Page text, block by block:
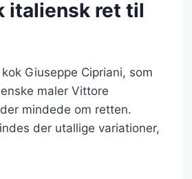
italiensk ret til
Giuseppe Cipriani, som
maler Vittore
mindede om retten.
der utallige variationer,